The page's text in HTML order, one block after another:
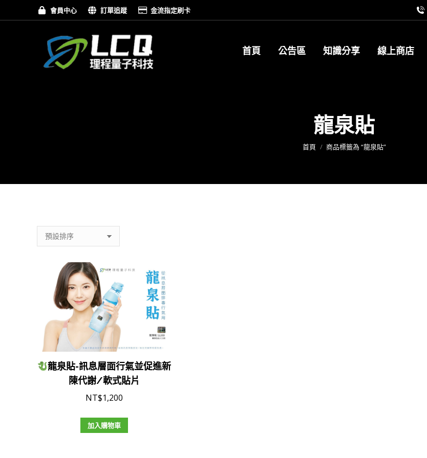
會員中心 訂單追蹤 金流指定刷卡
首頁 公告區 知識分享 線上商店
龍泉貼
您在這裡：
首頁 商品標籤為 “龍泉貼”
龍泉貼-訊息層面行氣並促進新
陳代謝/軟式貼片
NT$1,200
加入購物車